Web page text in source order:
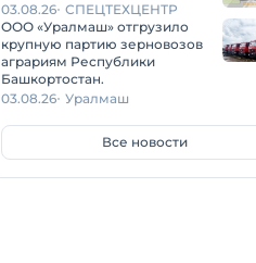
03.08.26 СПЕЦТЕХЦЕНТР
ООО «Уралмаш» отгрузило
крупную партию зерновозов
аграриям Республики
Башкортостан.
03.08.26 Уралмаш
Все новости